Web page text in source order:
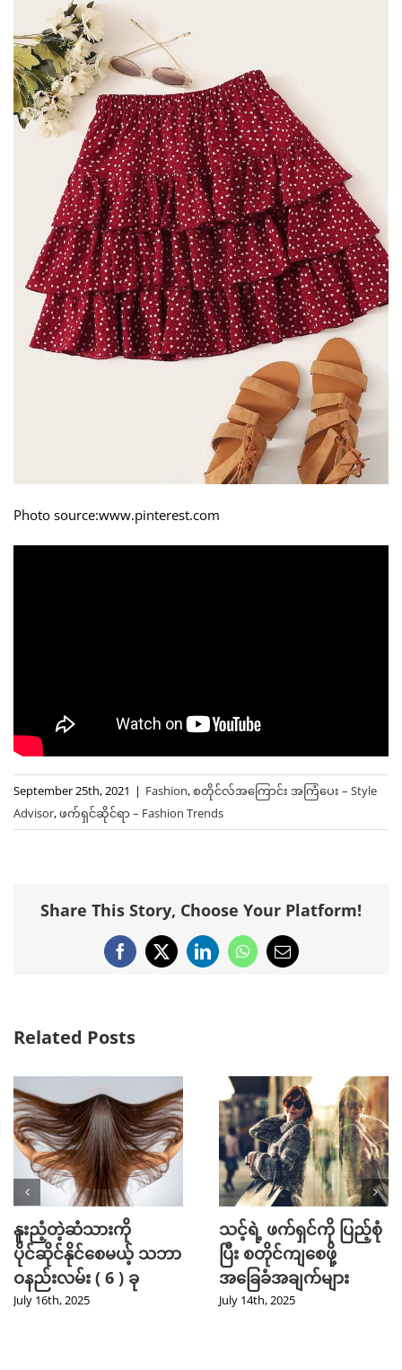
Photo source:www.pinterest.com
September 25th, 2021 | Fashion,စတိုင်လ်အကြောင်း အကြံပေး – Style
Advisor,ဖက်ရှင်ဆိုင်ရာ – Fashion Trends
Share This Story, Choose Your Platform!
Facebook
X LinkedInWhatsApp
Email
Related Posts
Mini Jeans Skirt ကို စ
တိုင်ကျကျဝတ်လို့ရစေ
မယ့် Styling Tips များ
September 28th, 2024
Golf အားကစား
ကြိုက်နှစ်သက်သူတို့
အတွက် ဖက်ရှင် Tips
များ